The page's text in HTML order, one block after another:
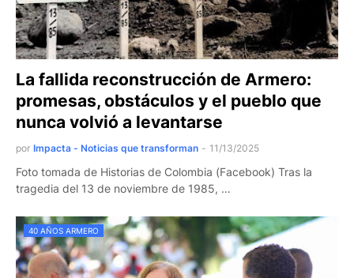
La fallida reconstrucción de Armero:
promesas, obstáculos y el pueblo que
nunca volvió a levantarse
por Impacta - Noticias que transforman - 11/13/2025
Foto tomada de Historias de Colombia (Facebook) Tras la
tragedia del 13 de noviembre de 1985, …
40 AÑOS ARMERO